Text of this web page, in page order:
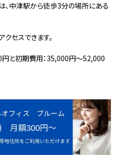
、中津駅から徒歩3分の場所にある
セスできます。
円と初期費用：35,000円～52,000